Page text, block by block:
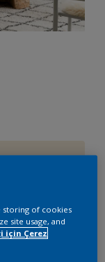
15 L
storing of cookies
site usage, and
için Çerez